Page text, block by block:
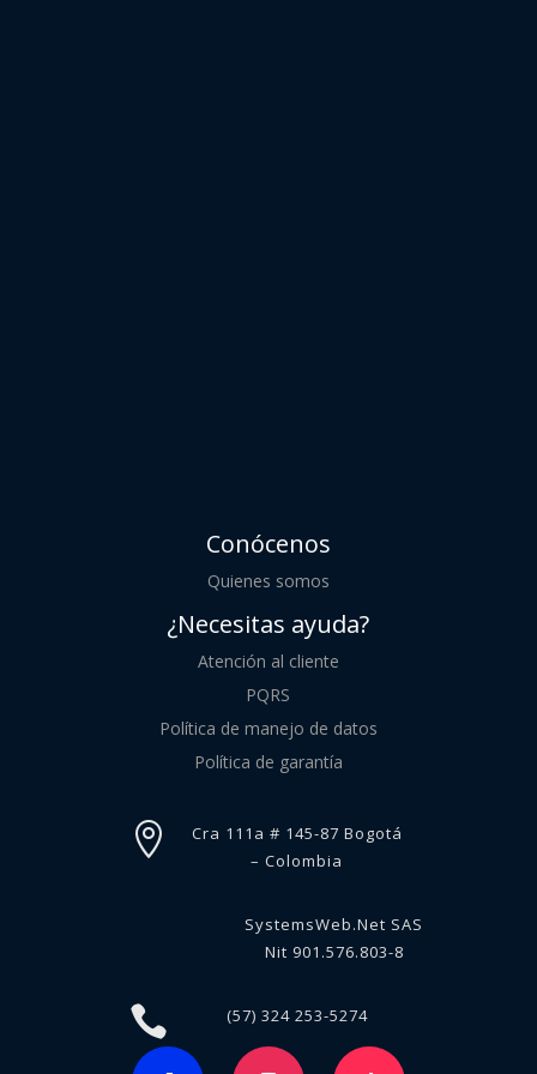
Conócenos
Quienes somos
¿Necesitas ayuda?
Atención al cliente
PQRS
Política de manejo de datos
Política de garantía

Cra 111a # 145-87 Bogotá
– Colombia
SystemsWeb.Net SAS
Nit 901.576.803-8
 (57) 324 253-5274